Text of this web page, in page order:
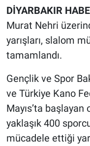
DİYARBAKIR
Murat Nehri
yarışları, slalom
tamamlandı.
Gençlik ve Spor
ve Türkiye Kano
Mayıs’ta
yaklaşık 400
mücadele ettiği
SPOR
TEKNOLOJİ